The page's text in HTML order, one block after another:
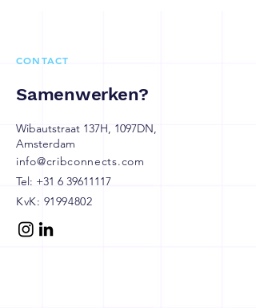
CONTACT
Samenwerken?
Wibautstraat 137H, 1097DN,
Amsterdam
info@cribconnects.com
Tel: +31 6 39611117
KvK: 91994802